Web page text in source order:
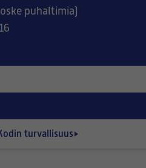
puhaltimia)
turvallisuus